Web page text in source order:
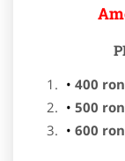
400
500
600